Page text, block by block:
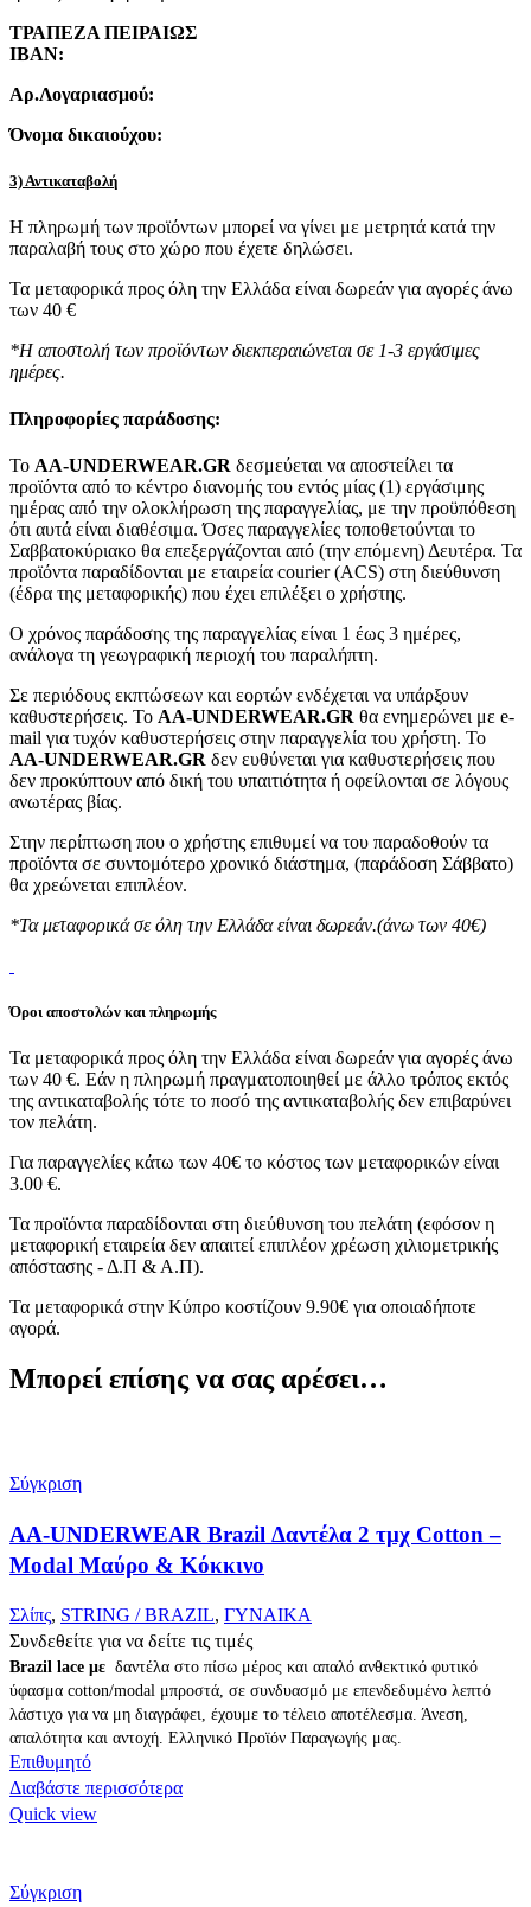
ΤΡΑΠΕΖΑ ΠΕΙΡΑΙΩΣ
IBAN:
Αρ.Λογαριασμού:
Όνομα δικαιούχου:
3) Αντικαταβολή
Η πληρωμή των προϊόντων μπορεί να γίνει με μετρητά κατά την
παραλαβή τους στο χώρο που έχετε δηλώσει.
Τα μεταφορικά προς όλη την Ελλάδα είναι δωρεάν για αγορές άνω
των 40 €
*Η αποστολή των προϊόντων διεκπεραιώνεται σε 1-3 εργάσιμες
ημέρες.
Πληροφορίες παράδοσης:
To AA-UNDERWEAR.GR δεσμεύεται να αποστείλει τα
προϊόντα από το κέντρο διανομής του εντός μίας (1) εργάσιμης
ημέρας από την ολοκλήρωση της παραγγελίας, με την προϋπόθεση
ότι αυτά είναι διαθέσιμα. Όσες παραγγελίες τοποθετούνται το
Σαββατοκύριακο θα επεξεργάζονται από (την επόμενη) Δευτέρα. Τα
προϊόντα παραδίδονται με εταιρεία courier (ACS) στη διεύθυνση
(έδρα της μεταφορικής) που έχει επιλέξει ο χρήστης.
Ο χρόνος παράδοσης της παραγγελίας είναι 1 έως 3 ημέρες,
ανάλογα τη γεωγραφική περιοχή του παραλήπτη.
Σε περιόδους εκπτώσεων και εορτών ενδέχεται να υπάρξουν
καθυστερήσεις. Το AA-UNDERWEAR.GR θα ενημερώνει με e-
mail για τυχόν καθυστερήσεις στην παραγγελία του χρήστη. Το
AA-UNDERWEAR.GR δεν ευθύνεται για καθυστερήσεις που
δεν προκύπτουν από δική του υπαιτιότητα ή οφείλονται σε λόγους
ανωτέρας βίας.
Στην περίπτωση που ο χρήστης επιθυμεί να του παραδοθούν τα
προϊόντα σε συντομότερο χρονικό διάστημα, (παράδοση Σάββατο)
θα χρεώνεται επιπλέον.
*Τα μεταφορικά σε όλη την Ελλάδα είναι δωρεάν.(άνω των 40€)
Όροι αποστολών και πληρωμής
Τα μεταφορικά προς όλη την Ελλάδα είναι δωρεάν για αγορές άνω
των 40 €. Εάν η πληρωμή πραγματοποιηθεί με άλλο τρόπος εκτός
της αντικαταβολής τότε το ποσό της αντικαταβολής δεν επιβαρύνει
τον πελάτη.
Για παραγγελίες κάτω των 40€ το κόστος των μεταφορικών είναι
3.00 €.
Τα προϊόντα παραδίδονται στη διεύθυνση του πελάτη (εφόσον η
μεταφορική εταιρεία δεν απαιτεί επιπλέον χρέωση χιλιομετρικής
απόστασης - Δ.Π & Α.Π).
Τα μεταφορικά στην Κύπρο κοστίζουν 9.90€ για οποιαδήποτε
αγορά.
Μπορεί επίσης να σας αρέσει…
Σύγκριση
AA-UNDERWEAR Brazil Δαντέλα 2 τμχ Cotton –
Modal Μαύρο & Κόκκινο
Σλίπς, STRING / BRAZIL, ΓΥΝΑΙΚΑ
Συνδεθείτε για να δείτε τις τιμές
Brazil lace με δαντέλα στο πίσω μέρος και απαλό ανθεκτικό φυτικό
ύφασμα cotton/modal μπροστά, σε συνδυασμό με επενδεδυμένο λεπτό
λάστιχο για να μη διαγράφει, έχουμε το τέλειο αποτέλεσμα. Άνεση,
απαλότητα και αντοχή. Ελληνικό Προϊόν Παραγωγής μας.
Επιθυμητό
Διαβάστε περισσότερα
Quick view
Σύγκριση